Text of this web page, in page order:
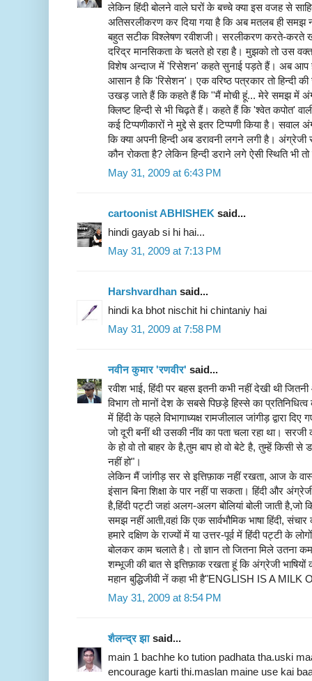
लेकिन हिंदी बोलने वाले घरों के बच्चे क्या इस वजह से
अतिसरलीकरण कर दिया गया है कि अब मतलब ही समझ
बहुत सटीक विश्लेषण रवीशजी। सरलीकरण करते-करते
दरिद्र मानसिकता के चलते हो रहा है। मुझको तो उस
विशेष अन्दाज में 'रिसेशन' कहते सुनाई पड़ते हैं। अब आप
आसान है कि 'रिसेशन'। एक वरिष्ठ पत्रकार तो हिन्दी
उखड़ जाते हैं कि कहते हैं कि ''मैं मोची हूं... मेरे समझ में
क्लिष्ट हिन्दी से भी चिढ़ते हैं। कहते हैं कि 'श्वेत कपोत' वाली
कई टिप्पणीकारों ने मुद्दे से इतर टिप्पणी किया है।
कि क्या अपनी हिन्दी अब डरावनी लगने लगी है। अंग्रेजी
कौन रोकता है? लेकिन हिन्दी डराने लगे ऐसी स्थिति भी
May 31, 2009 at 6:43 PM
cartoonist ABHISHEK said...
hindi gayab si hi hai...
May 31, 2009 at 7:13 PM
Harshvardhan said...
hindi ka bhot nischit hi chintaniy hai
May 31, 2009 at 7:58 PM
नवीन कुमार 'रणवीर' said...
रवीश भाई, हिंदी पर बहस इतनी कभी नहीं देखी थी
विभाग तो मानों देश के सबसे पिछड़े हिस्से का
में हिंदी के पहले विभागाध्यक्ष रामजीलाल जांगीड़ द्वारा
जो दूरी बनीं थी उसकी नींव का पता चला रहा था।
के हो वो तो बाहर के है,तुम बाप हो वो बेटे है, तुम्हें
नहीं हो"।
लेकिन मैं जांगीड़ सर से इत्तिफ़ाक नहीं रखता, आज के
इंसान बिना शिक्षा के पार नहीं पा सकता। हिंदी और
है,हिंदी पट्टी जहां अलग-अलग बोलियां बोली जाती
समझ नहीं आती,वहां कि एक सार्वभौमिक भाषा हिंदी,
हमारे दक्षिण के राज्यों में या उत्तर-पूर्व में हिंदी पट्टी के
बोलकर काम चलाते है। तो ज्ञान तो जितना मिले उतना
शम्भूजी की बात से इत्तिफ़ाक रखता हूं कि अंग्रेजी भाषियों
महान बुद्धिजीवी नें कहा भी है"ENGLISH IS A
May 31, 2009 at 8:54 PM
शैलन्द्र झाsaid...
main 1 bachhe ko tution padhata tha.uski
encourage karti thi.maslan maine use kai